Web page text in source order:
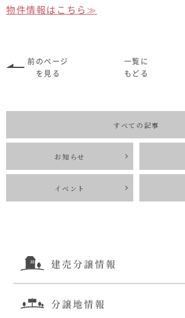
ニュース
イベント
資料請求
お問い合わせ
お電話での
お問い合わ
0120-37-
物件情報はこちら≫
前のページ
を見る
一覧に
もどる
すべての記事
お知らせ
イベント
建売分譲情報
分譲地情報